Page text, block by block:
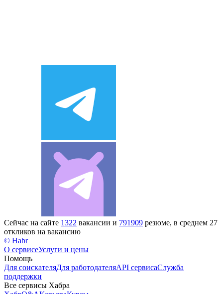
Сейчас на сайте 1322 вакансии и 791909 резюме, в среднем 27
откликов на вакансию
© Habr
О сервисеУслуги и цены
Помощь
Для соискателяДля работодателяAPI сервисаСлужба
поддержки
Все сервисы Хабра